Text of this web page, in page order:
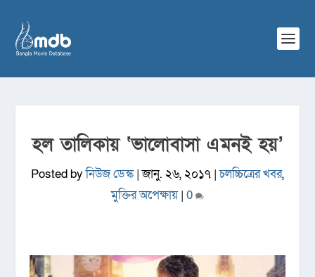
হল তালিকায় ‘ভালোবাসা এমনই হয়’
Posted byনিউজ ডেস্ক|জানু. ২৬, ২০১৭ |চলচ্চিত্রের খবর,
মুক্তির অপেক্ষায়| 0